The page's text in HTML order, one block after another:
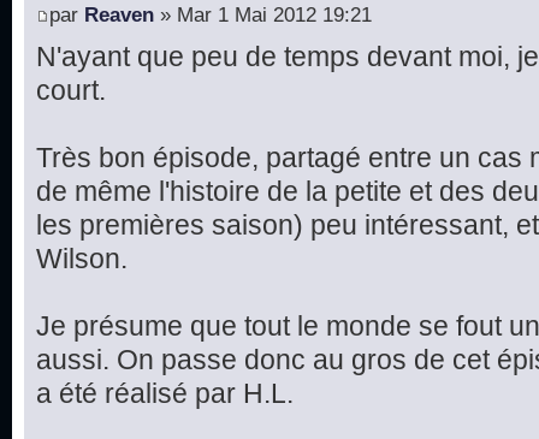
par Reaven » Mar 1 Mai 2012 19:21
N'ayant que peu de temps devant moi,
court.
Très bon épisode, partagé entre un cas
de même l'histoire de la petite et des
les premières saison) peu intéressant,
Wilson.
Je présume que tout le monde se fout
aussi. On passe donc au gros de cet
a été réalisé par H.L.